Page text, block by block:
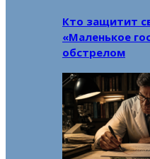
Кто защитит
«Маленькое
обстрелом